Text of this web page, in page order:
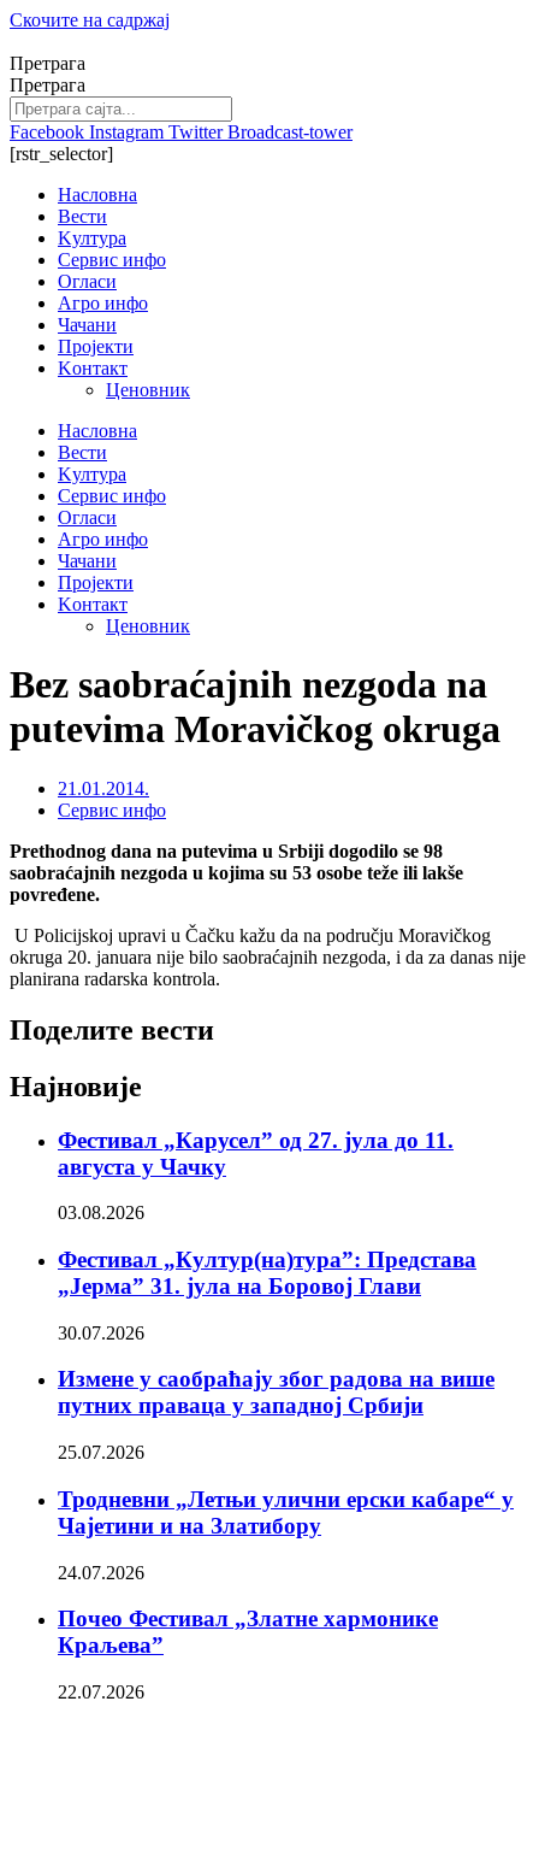
Скочите на садржај
Претрага
Претрага
Facebook Instagram Twitter Broadcast-tower
[rstr_selector]
Насловна
Вести
Kултура
Сервис инфо
Огласи
Агро инфо
Чачани
Пројекти
Kонтакт
Ценовник
Насловна
Вести
Kултура
Сервис инфо
Огласи
Агро инфо
Чачани
Пројекти
Kонтакт
Ценовник
Bez saobraćajnih nezgoda na
putevima Moravičkog okruga
21.01.2014.
Сервис инфо
Prethodnog dana na putevima u Srbiji dogodilo se 98
saobraćajnih nezgoda u kojima su 53 osobe teže ili lakše
povređene.
U Policijskoj upravi u Čačku kažu da na području Moravičkog
okruga 20. januara nije bilo saobraćajnih nezgoda, i da za danas nije
planirana radarska kontrola.
Поделите вести
Најновије
Фестивал „Карусел” од 27. јула до 11.
августа у Чачку
03.08.2026
Фестивал „Култур(на)тура”: Представа
„Јерма” 31. јула на Боровој Глави
30.07.2026
Измене у саобраћају због радова на више
путних праваца у западној Србији
25.07.2026
Тродневни „Летњи улични ерски кабаре“ у
Чајетини и на Златибору
24.07.2026
Почео Фестивал „Златне хармонике
Краљева”
22.07.2026